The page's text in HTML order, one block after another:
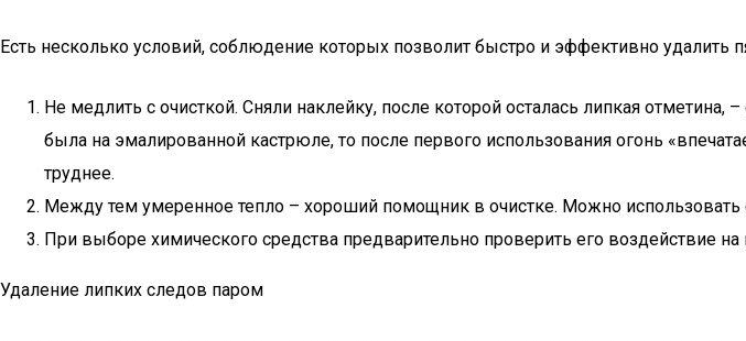
Есть несколько условий, соблюдение которых позволит быстро и эффективно удалить
Не медлить с очисткой. Сняли наклейку, после которой осталась липкая отметина,
была на эмалированной кастрюле, то после первого использования огонь
труднее.
Между тем умеренное тепло – хороший помощник в очистке. Можно использовать
При выборе химического средства предварительно проверить его воздействие
Удаление липких следов паром